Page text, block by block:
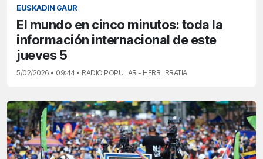
EUSKADIN GAUR
El mundo en cinco minutos: toda la
información internacional de este
jueves 5
5/02/2026 • 09:44 • RADIO POPULAR - HERRI IRRATIA